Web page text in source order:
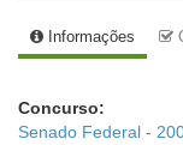
Informações
Concurso:
Senado Federal -